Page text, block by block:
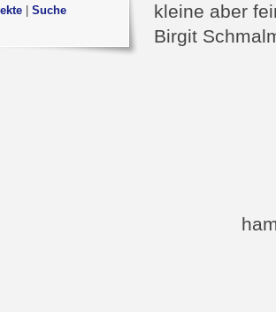
kleine aber
Birgit
Suche